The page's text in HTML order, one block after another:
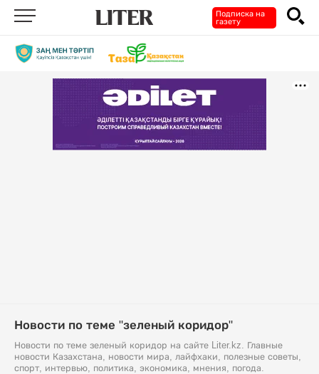
Подписка на
газету
Новости по теме "зеленый коридор"
Новости по теме зеленый коридор на сайте Liter.kz. Главные
новости Казахстана, новости мира, лайфхаки, полезные советы,
спорт, интервью, политика, экономика, мнения, погода.